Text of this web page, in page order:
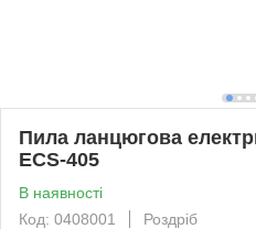
Пила ланцюгова
ECS-405
В наявності
Код: 0408001
Роздріб